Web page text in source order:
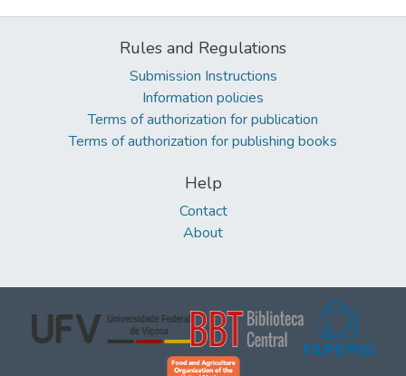
Rules and Regulations
Submission Instructions
Information policies
Terms of authorization for publication
Terms of authorization for publishing books
Help
Contact
About